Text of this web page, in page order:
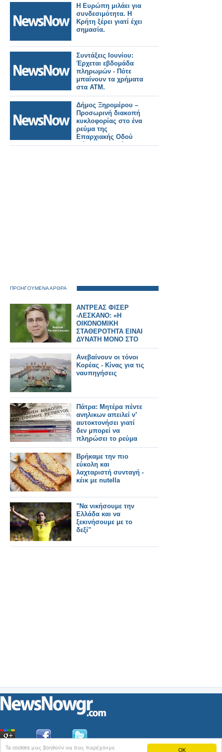
OK
Ta cookies μας βοηθούν να σας παρέχουμε
Η Ευρώπη μιλάει για
συνδεσιμότητα. Η
Κρήτη ξέρει γιατί έχει
σημασία.
Συντάξεις Ιουνίου:
Έρχεται εβδομάδα
πληρωμών - Πότε
μπαίνουν τα χρήματα
στα ΑΤΜ.
Δήμος Ξηρομέρου –
Προσωρινή διακοπή
κυκλοφορίας στο ένα
ρεύμα της
Επαρχιακής Οδού
Μύτικα – Παλαίρου.
ΠΡΟΗΓΟΥΜΕΝΑ ΑΡΘΡΑ
ΑΝΤΡΕΑΣ ΦΙΣΕΡ
-ΛΕΣΚΑΝΟ: «Η
ΟΙΚΟΝΟΜΙΚΗ
ΣΤΑΘΕΡΟΤΗΤΑ ΕΙΝΑΙ
ΔΥΝΑΤΗ ΜΟΝΟ ΣΤΟ
ΠΛΑΙΣΙΟ ΤΗΣ
ΚΟΙΝΩΝΙΚΗΣ
ΣΤΑΘΡΟΤΗΤΑΣ»
Ανεβαίνουν οι τόνοι
Κορέας - Κίνας για τις
ναυπηγήσεις
Πάτρα: Μητέρα πέντε
ανηλικων απειλεί ν’
αυτοκτονήσει γιατί
δεν μπορεί να
πληρώσει το ρεύμα
Βρήκαμε την πιο
εύκολη και
λαχταριστή συνταγή -
κέικ με nutella
"Να νικήσουμε την
Ελλάδα και να
ξεκινήσουμε με το
δεξί"